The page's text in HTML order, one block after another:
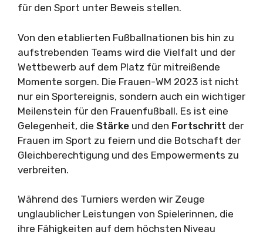
für den Sport unter Beweis stellen.
Von den etablierten Fußballnationen bis hin zu
aufstrebenden Teams wird die Vielfalt und der
Wettbewerb auf dem Platz für mitreißende
Momente sorgen. Die Frauen-WM 2023 ist nicht
nur ein Sportereignis, sondern auch ein wichtiger
Meilenstein für den Frauenfußball. Es ist eine
Gelegenheit, die Stärke und den Fortschritt der
Frauen im Sport zu feiern und die Botschaft der
Gleichberechtigung und des Empowerments zu
verbreiten.
Während des Turniers werden wir Zeuge
unglaublicher Leistungen von Spielerinnen, die
ihre Fähigkeiten auf dem höchsten Niveau